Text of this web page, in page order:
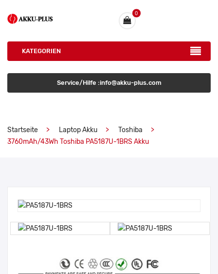
0
KATEGORIEN
Service/Hilfe :info@akku-plus.com
Startseite Laptop Akku
Toshiba
3760mAh/43Wh Toshiba PA5187U-1BRS Akku